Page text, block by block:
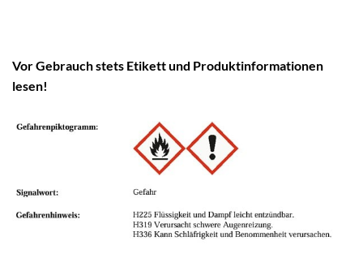
Vor Gebrauch stets Etikett und Produktinformationen
lesen!